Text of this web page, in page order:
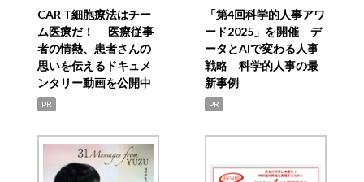
CAR T細胞療法はチー
ム医療だ！ 医療従事
者の情熱、患者さんの
思いを伝えるドキュメ
ンタリー動画を公開中
PR
「第4回科学的人事アワ
ード2025」を開催 デ
ータとAIで変わる人事
戦略 科学的人事の最
新事例
PR